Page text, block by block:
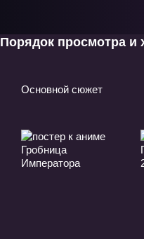
Порядок просмотра и
Основной сюжет